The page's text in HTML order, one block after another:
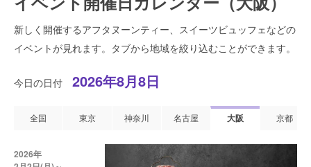
新しく開催するアフタヌーンティー、スイーツビュッフェなどの
イベントが見れます。タブから地域を絞り込むことができます。
今日の日付 2026年8月8日
全国 東京 神奈川 名古屋 大阪 京都
2026年